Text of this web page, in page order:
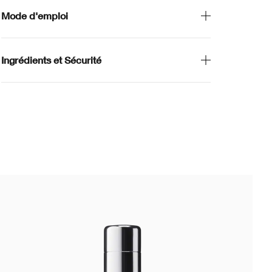
Mode d'emploi
Ingrédients et Sécurité